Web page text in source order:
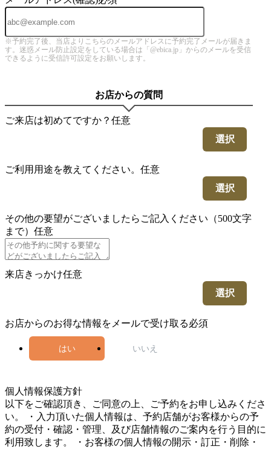
※予約完了後、当店よりこちらのメールアドレスに予約完了メールが届きま
す。迷惑メール防止設定をしている場合は「@ebica.jp」からのメールを受信
できるように受信許可設定をお願いします。
お店からの質問
ご来店は初めてですか？ 任意
選択
ご利用用途を教えてください。 任意
選択
その他の要望がございましたらご記入ください（500文字
まで） 任意
来店きっかけ任意
選択
お店からのお得な情報をメールで受け取る必須
はい いいえ
個人情報保護方針
以下をご確認頂き、ご同意の上、ご予約をお申し込みくださ
い。 ・入力頂いた個人情報は、予約店舗がお客様からの予
約の受付・確認・管理、及び店舗情報のご案内を行う目的に
利用致します。 ・お客様の個人情報の開示・訂正・削除・